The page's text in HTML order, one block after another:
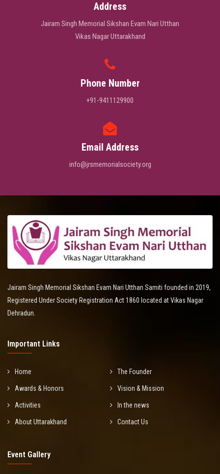
Address
Jairam Singh Memorial Sikshan Evam Nari Utthan
Vikas Nagar Uttarakhand
Phone Number
+91-9411129900
Email Address
info@jrsmemorialsociety.org
Jairam Singh Memorial Sikshan Evam Nari Utthan Samiti founded in 2019,
Registered Under Society Registration Act 1860 located at Vikas Nagar
Dehradun.
Important Links
Home The Founder
Awards & Honors Vision & Mission
Activities In the news
About Uttarakhand Contact Us
Event Gallery